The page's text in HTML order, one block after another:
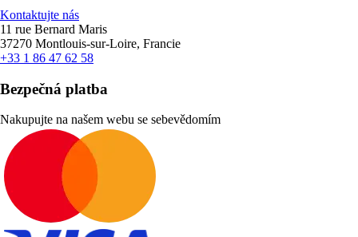
Kontaktujte nás
11 rue Bernard Maris
37270 Montlouis-sur-Loire, Francie
+33 1 86 47 62 58
Bezpečná platba
Nakupujte na našem webu se sebevědomím